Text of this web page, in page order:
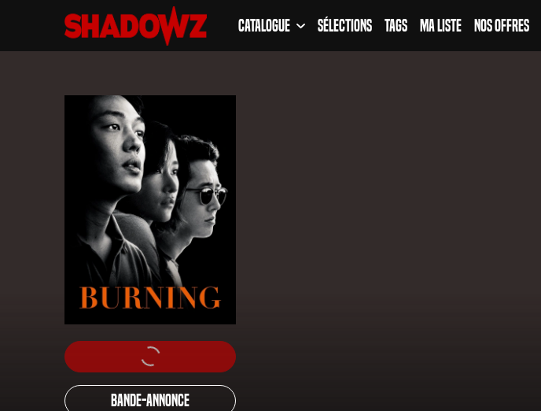
Catalogue Sélections Tags Ma Liste Nos Offres
Bande-annonce